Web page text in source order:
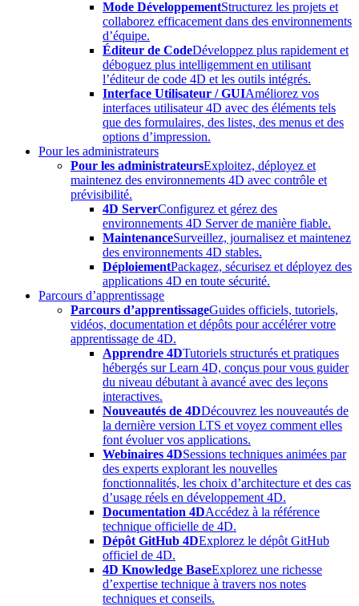
Mode DéveloppementStructurez les projets et
collaborez efficacement dans des environnements
d’équipe.
Éditeur de CodeDéveloppez plus rapidement et
déboguez plus intelligemment en utilisant
l’éditeur de code 4D et les outils intégrés.
Interface Utilisateur / GUIAméliorez vos
interfaces utilisateur 4D avec des éléments tels
que des formulaires, des listes, des menus et des
options d’impression.
Pour les administrateurs
Pour les administrateursExploitez, déployez et
maintenez des environnements 4D avec contrôle et
prévisibilité.
4D ServerConfigurez et gérez des
environnements 4D Server de manière fiable.
MaintenanceSurveillez, journalisez et maintenez
des environnements 4D stables.
DéploiementPackagez, sécurisez et déployez des
applications 4D en toute sécurité.
Parcours d’apprentissage
Parcours d’apprentissageGuides officiels, tutoriels,
vidéos, documentation et dépôts pour accélérer votre
apprentissage de 4D.
Apprendre 4DTutoriels structurés et pratiques
hébergés sur Learn 4D, conçus pour vous guider
du niveau débutant à avancé avec des leçons
interactives.
Nouveautés de 4DDécouvrez les nouveautés de
la dernière version LTS et voyez comment elles
font évoluer vos applications.
Webinaires 4DSessions techniques animées par
des experts explorant les nouvelles
fonctionnalités, les choix d’architecture et des cas
d’usage réels en développement 4D.
Documentation 4DAccédez à la référence
technique officielle de 4D.
Dépôt GitHub 4DExplorez le dépôt GitHub
officiel de 4D.
4D Knowledge BaseExplorez une richesse
d’expertise technique à travers nos notes
techniques et conseils.